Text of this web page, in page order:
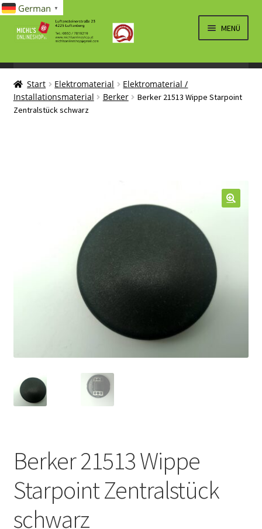
Navigation
Inhalt
MENÜ
SPIELWAREN/BAUSÄTZE
ÖFFNEN
ELEKTRO
ÖFFNEN
LÜFTUNG, HEIZUNG, KLIMA
Start Elektromaterial
Elektromaterial /
Installationsmaterial
Berker
Berker 21513 Wippe Starpoint
Zentralstück schwarz
Berker 21513 Wippe
Starpoint Zentralstück
schwarz
German ▼